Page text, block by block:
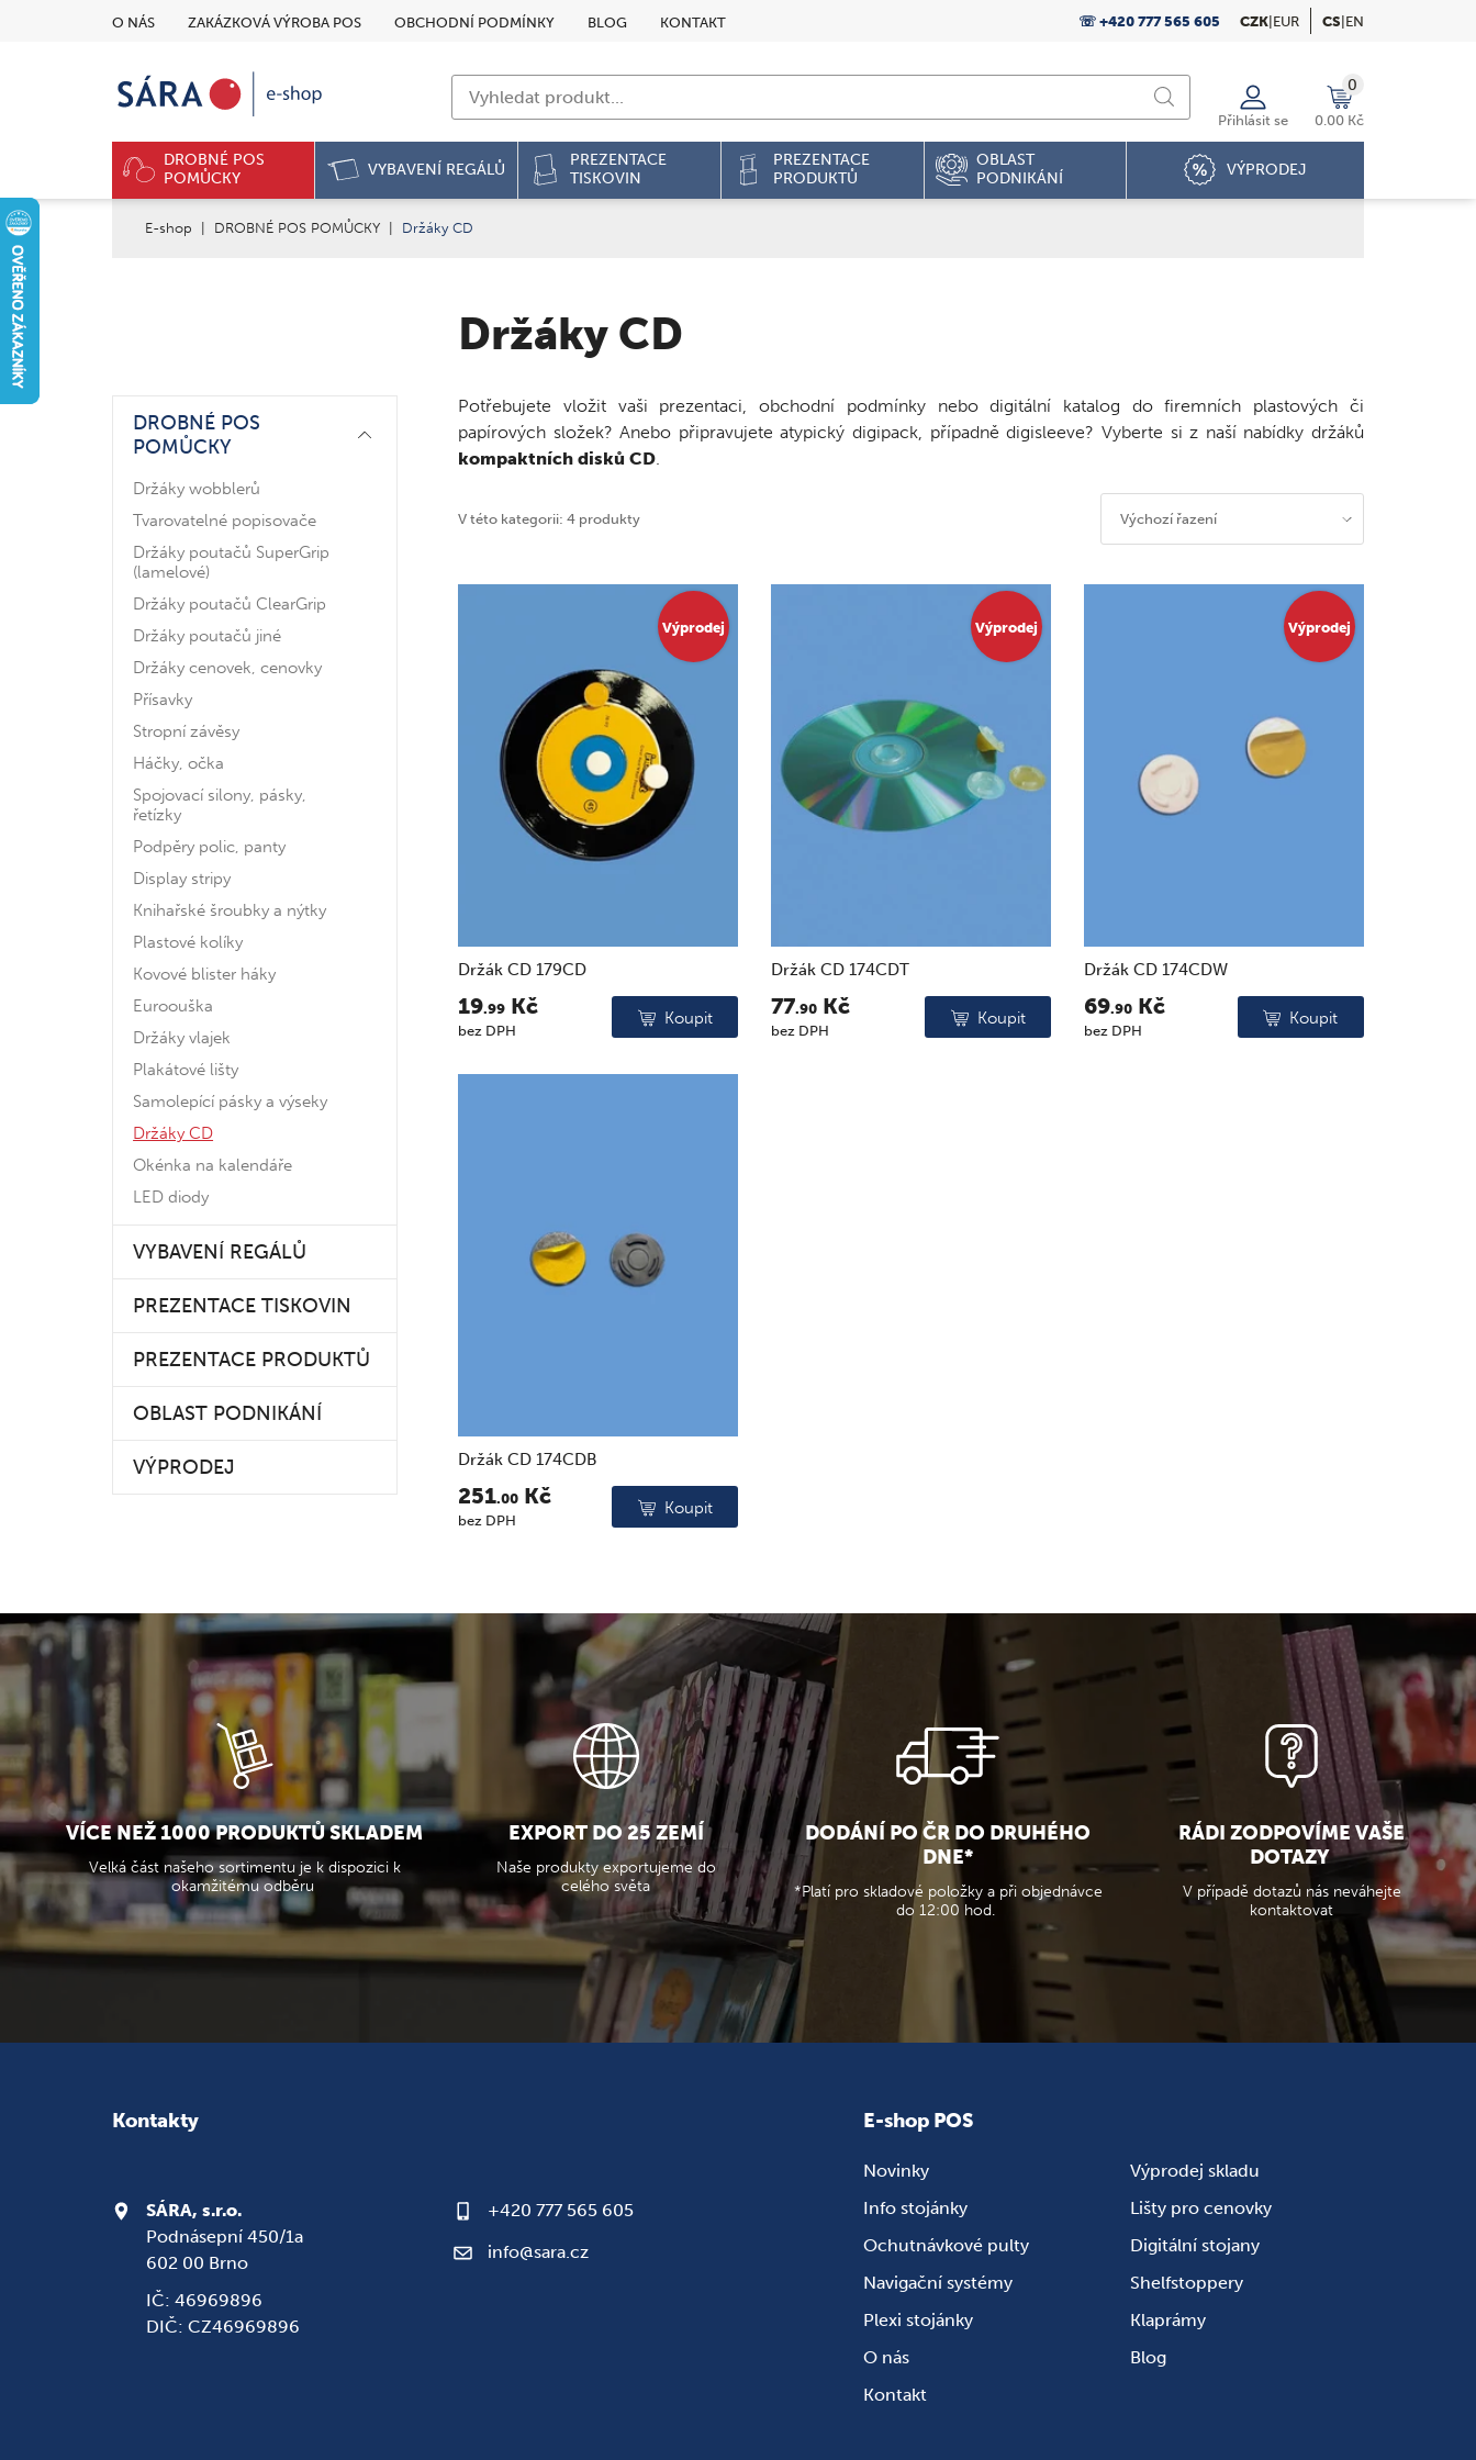
O NÁS ZAKÁZKOVÁ VÝROBA POS OBCHODNÍ PODMÍNKY BLOG KONTAKT ☏ +420 777 565 605 CZK|EUR CS|EN
Přihlásit se
0
0.00 Kč
DROBNÉ POS
POMŮCKY
VYBAVENÍ REGÁLŮ
PREZENTACE
TISKOVIN
PREZENTACE
PRODUKTŮ
OBLAST
PODNIKÁNÍ
VÝPRODEJ
E-shop DROBNÉ POS POMŮCKY Držáky CD
DROBNÉ POS
POMŮCKY
Držáky wobblerů
Tvarovatelné popisovače
Držáky poutačů SuperGrip
(lamelové)
Držáky poutačů ClearGrip
Držáky poutačů jiné
Držáky cenovek, cenovky
Přísavky
Stropní závěsy
Háčky, očka
Spojovací silony, pásky,
řetízky
Podpěry polic, panty
Display stripy
Knihařské šroubky a nýtky
Plastové kolíky
Kovové blister háky
Euroouška
Držáky vlajek
Plakátové lišty
Samolepící pásky a výseky
Držáky CD
Okénka na kalendáře
LED diody
VYBAVENÍ REGÁLŮ
PREZENTACE TISKOVIN
PREZENTACE PRODUKTŮ
OBLAST PODNIKÁNÍ
VÝPRODEJ
Držáky CD
Potřebujete vložit vaši prezentaci, obchodní podmínky nebo digitální katalog do firemních plastových či
papírových složek? Anebo připravujete atypický digipack, případně digisleeve? Vyberte si z naší nabídky držáků
kompaktních disků CD.
V této kategorii: 4 produkty Výchozí řazení
Výprodej
Držák CD 179CD
19.99 Kč
bez DPH
Koupit
Výprodej
Držák CD 174CDT
77.90Kč
bez DPH
Koupit
Výprodej
Držák CD 174CDW
69.90Kč
bez DPH
Koupit
Držák CD 174CDB
251.00 Kč
bez DPH
Koupit
VÍCE NEŽ 1000 PRODUKTŮ SKLADEM
Velká část našeho sortimentu je k dispozici k
okamžitému odběru
EXPORT DO 25 ZEMÍ
Naše produkty exportujeme do
celého světa
DODÁNÍ PO ČR DO DRUHÉHO
DNE*
*Platí pro skladové položky a při objednávce
do 12:00 hod.
RÁDI ZODPOVÍME VAŠE
DOTAZY
V případě dotazů nás neváhejte
kontaktovat
Kontakty
SÁRA, s.r.o.
Podnásepní 450/1a
602 00 Brno
IČ: 46969896
DIČ: CZ46969896
+420 777 565 605
info@sara.cz
E-shop POS
Novinky
Výprodej skladu
Info stojánky
Lišty pro cenovky
Ochutnávkové pulty
Digitální stojany
Navigační systémy
Shelfstoppery
Plexi stojánky
Klaprámy
O nás
Blog
Kontakt